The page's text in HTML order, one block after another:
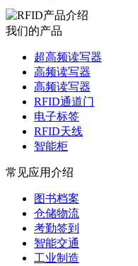
我们的产品
超高频读写器
高频读写器
高频读写器
RFID通道门
电子标签
RFID天线
智能柜
常见应用介绍
图书档案
仓储物流
考勤签到
智能交通
工业制造